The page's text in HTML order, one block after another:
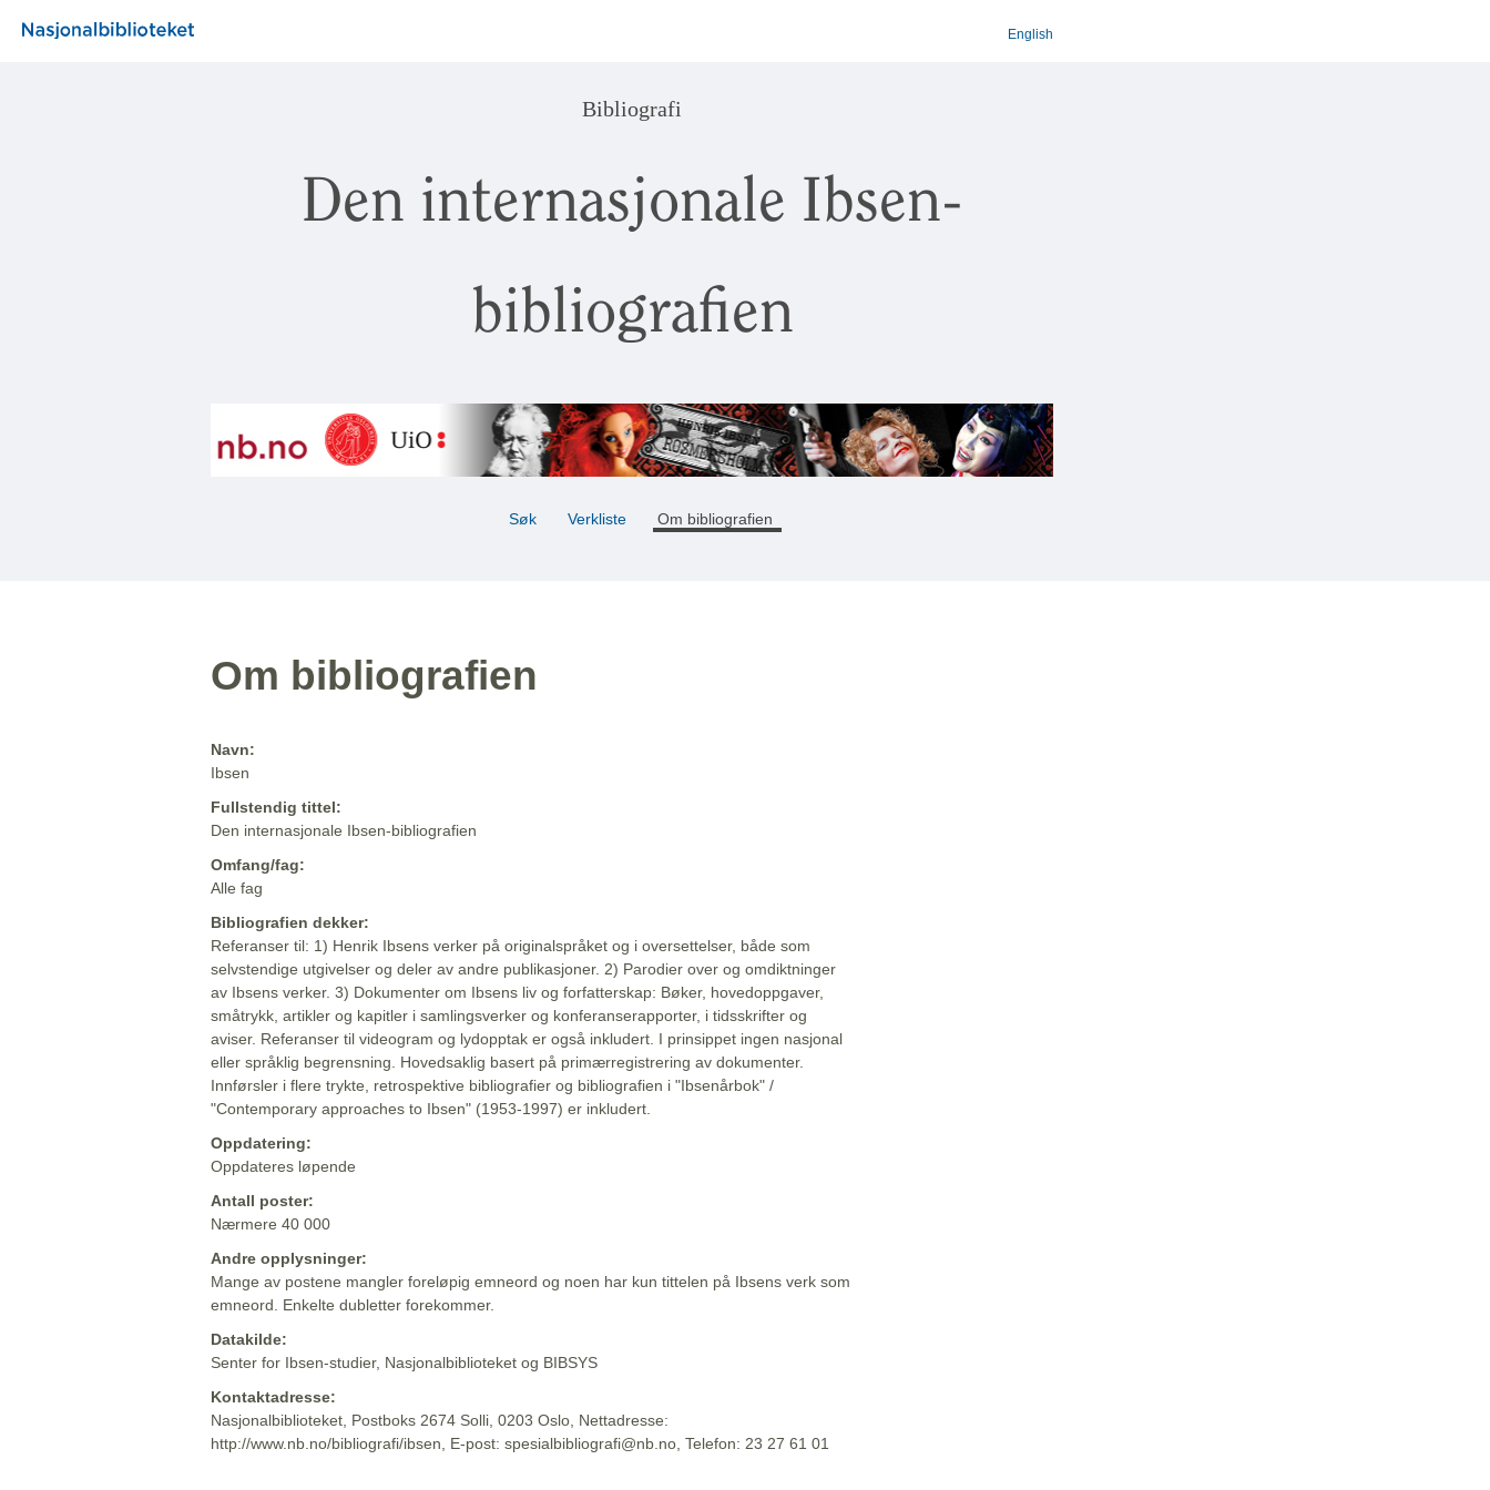
English
Bibliografi
Den internasjonale Ibsen-
bibliografien
Søk Verkliste Om bibliografien
Om bibliografien
Navn:
Ibsen
Fullstendig tittel:
Den internasjonale Ibsen-bibliografien
Omfang/fag:
Alle fag
Bibliografien dekker:
Referanser til: 1) Henrik Ibsens verker på originalspråket og i oversettelser, både som
selvstendige utgivelser og deler av andre publikasjoner. 2) Parodier over og omdiktninger
av Ibsens verker. 3) Dokumenter om Ibsens liv og forfatterskap: Bøker, hovedoppgaver,
småtrykk, artikler og kapitler i samlingsverker og konferanserapporter, i tidsskrifter og
aviser. Referanser til videogram og lydopptak er også inkludert. I prinsippet ingen nasjonal
eller språklig begrensning. Hovedsaklig basert på primærregistrering av dokumenter.
Innførsler i flere trykte, retrospektive bibliografier og bibliografien i "Ibsenårbok" /
"Contemporary approaches to Ibsen" (1953-1997) er inkludert.
Oppdatering:
Oppdateres løpende
Antall poster:
Nærmere 40 000
Andre opplysninger:
Mange av postene mangler foreløpig emneord og noen har kun tittelen på Ibsens verk som
emneord. Enkelte dubletter forekommer.
Datakilde:
Senter for Ibsen-studier, Nasjonalbiblioteket og BIBSYS
Kontaktadresse:
Nasjonalbiblioteket, Postboks 2674 Solli, 0203 Oslo, Nettadresse:
http://www.nb.no/bibliografi/ibsen, E-post: spesialbibliografi@nb.no, Telefon: 23 27 61 01